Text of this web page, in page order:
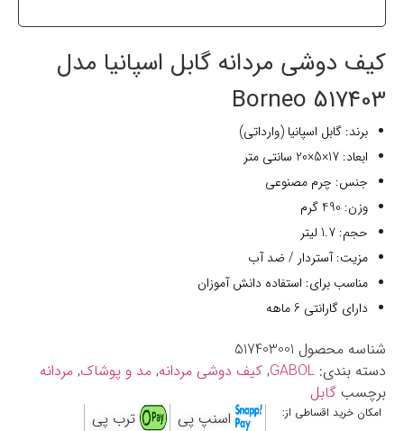
کیف دوشی مردانه گابل اسپانیا مدل
517403 Borneo
برند: گابل اسپانیا (وارداتی)
ابعاد: 17×5×20 سانتی متر
جنس: چرم مصنوعی
وزن: 490 گرم
حجم: 1.7 لیتر
مزیت: آستردار / ضد آب
مناسب برای: استفاده دانش آموزان
دارای گارانتی 6 ماهه
شناسه محصول 517403001
دسته بندی: GABOL
, کیف دوشی مردانه, مد و پوشاک, مردانه
برچسب گابل
امکان خرید اقساطی از: اسنپ پی
ترب پی